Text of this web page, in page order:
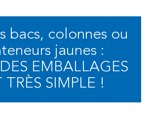
bacs, colonnes ou
jaunes :
EMBALLAGES
TRÈS SIMPLE !